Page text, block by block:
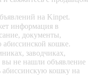
на Kinpet.
информация в
документы,
абиссинской кошке.
заводчиках,
не нашли объявление
абиссинскую кошку на